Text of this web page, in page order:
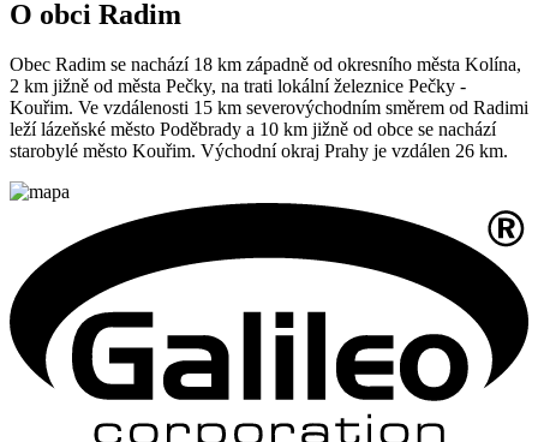
O obci Radim
Obec Radim se nachází 18 km západně od okresního města Kolína,
2 km jižně od města Pečky, na trati lokální železnice Pečky -
Kouřim. Ve vzdálenosti 15 km severovýchodním směrem od Radimi
leží lázeňské město Poděbrady a 10 km jižně od obce se nachází
starobylé město Kouřim. Východní okraj Prahy je vzdálen 26 km.